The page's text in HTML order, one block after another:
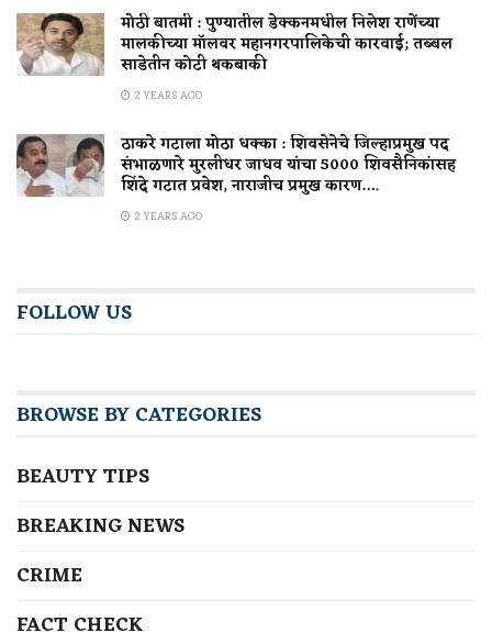
मोठी बातमी : पुण्यातील डेक्कनमधील निलेश राणेंच्या
मालकीच्या मॉलवर महानगरपालिकेची कारवाई; तब्बल
साडेतीन कोटी थकबाकी
2 YEARS AGO
ठाकरे गटाला मोठा धक्का : शिवसेनेचे जिल्हाप्रमुख पद
संभाळणारे मुरलीधर जाधव यांचा 5000 शिवसैनिकांसह
शिंदे गटात प्रवेश, नाराजीच प्रमुख कारण….
2 YEARS AGO
FOLLOW US
BROWSE BY CATEGORIES
BEAUTY TIPS
BREAKING NEWS
CRIME
FACT CHECK